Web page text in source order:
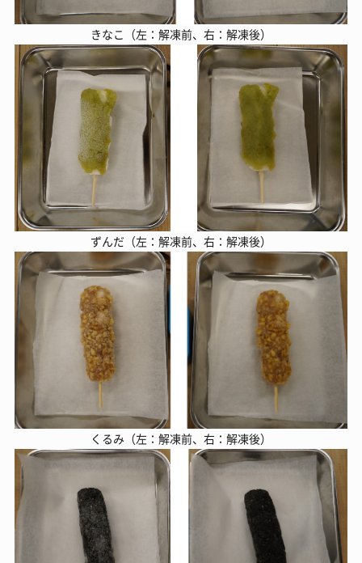
きなこ（左：解凍前、右：解凍後）
ずんだ（左：解凍前、右：解凍後）
くるみ（左：解凍前、右：解凍後）